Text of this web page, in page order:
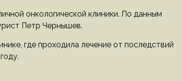
онкологической клиники. По данным
Петр Чернышев.
где проходила лечение от последствий